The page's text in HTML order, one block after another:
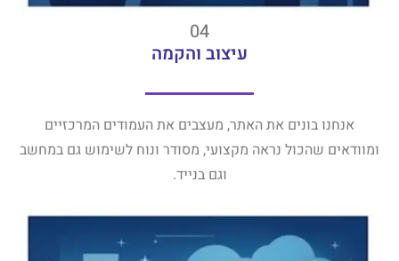
04
עיצוב והקמה
אנחנו בונים את האתר, מעצבים את העמודים המרכזיים
ומוודאים שהכול נראה מקצועי, מסודר ונוח לשימוש גם במחשב
וגם בנייד.